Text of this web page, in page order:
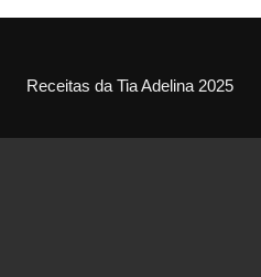
Receitas da Tia Adelina 2025